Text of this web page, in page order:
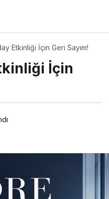
Etkinliği İçin Geri Sayım!
İçin
Ekonomisi:
Kutusu